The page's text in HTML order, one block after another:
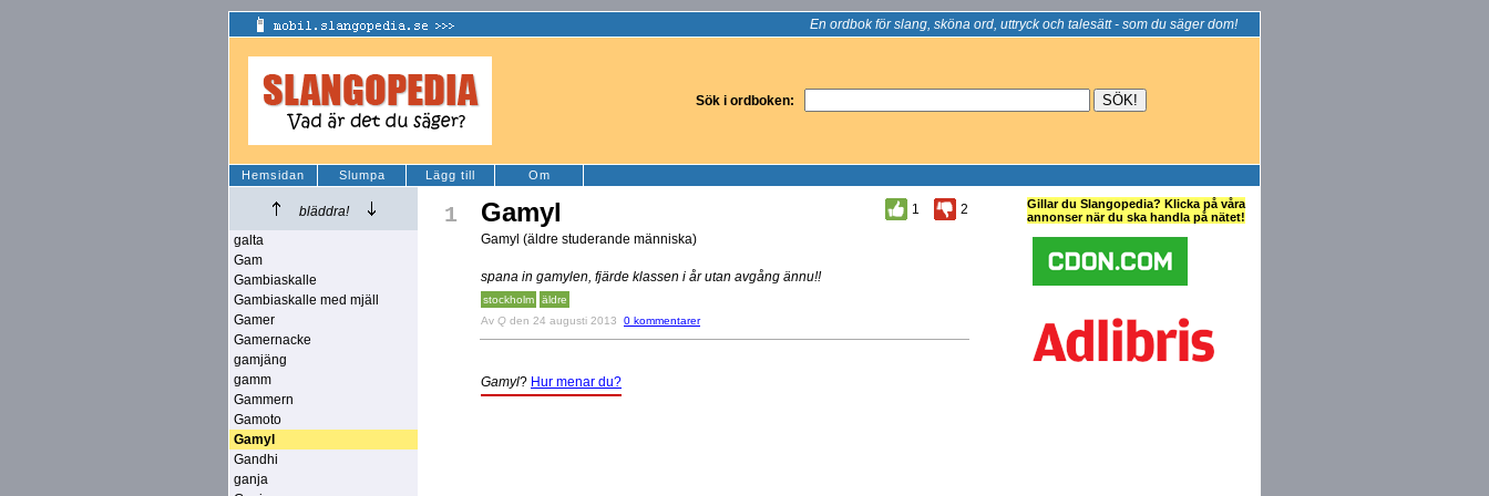
En ordbok för slang, sköna ord, uttryck och talesätt - som du säger dom!
Sök i ordboken:
Hemsidan Slumpa Lägg till Om
bläddra!
galta
Gam
Gambiaskalle
Gambiaskalle med mjäll
Gamer
Gamernacke
gamjäng
gamm
Gammern
Gamoto
Gamyl
Gandhi
ganja
1 Gamyl 1
2
Gamyl (äldre studerande människa)
spana in gamylen, fjärde klassen i år utan avgång ännu!!
stockholm
äldre
Av Q den 24 augusti 2013 0 kommentarer
Gamyl? Hur menar du?
Gillar du Slangopedia? Klicka på våra
annonser när du ska handla på nätet!